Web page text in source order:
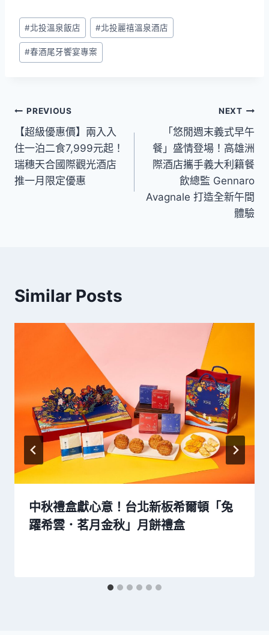
Post
Tags:
#北投溫泉飯店 #北投麗禧溫泉酒店
#春酒尾牙饗宴專案
文
章
導
覽
PREVIOUS
【超級優惠價】兩入入
住一泊二食7,999元起！
瑞穗天合國際觀光酒店
推一月限定優惠
NEXT
「悠閒週末義式早午
餐」盛情登場！高雄洲
際酒店攜手義大利籍餐
飲總監 Gennaro
Avagnale 打造全新午間
體驗
Similar Posts
中秋禮盒獻心意！台北新板希爾頓「兔
躍希雲．茗月金秋」月餅禮盒